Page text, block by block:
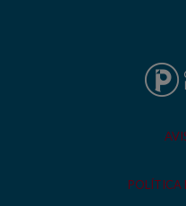
POLÍTICA